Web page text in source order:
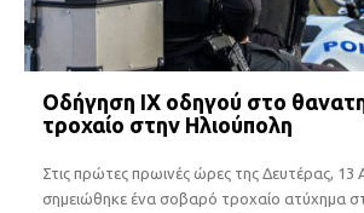
Οδήγηση ΙΧ οδηγού στο
τροχαίο στην Ηλιούπολη
Στις πρώτες πρωινές ώρες της Δευτέρας, 13
σημειώθηκε ένα σοβαρό τροχαίο ατύχημα